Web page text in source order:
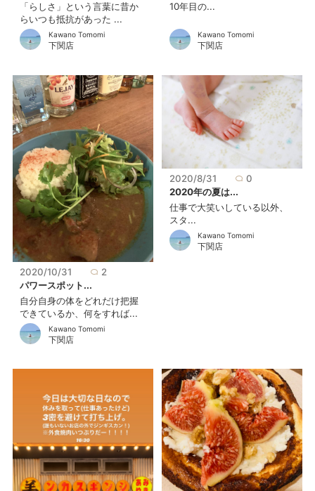
「らしさ」という言葉に昔か
らいつも抵抗があった ...
Kawano Tomomi
下関店
10年目の...
Kawano Tomomi
下関店
2020/10/31
2
パワースポット...
自分自身の体をどれだけ把握
できているか、何をすれば...
Kawano Tomomi
下関店
2020/8/31
0
2020年の夏は...
仕事で大笑いしている以外、
スタ...
Kawano Tomomi
下関店